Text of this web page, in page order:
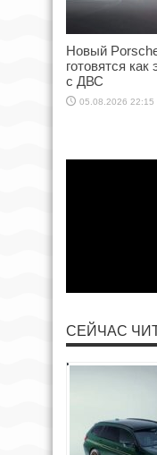
Новый
готовятся как
с ДВС
05.08.2026 22:15
СЕЙЧАС